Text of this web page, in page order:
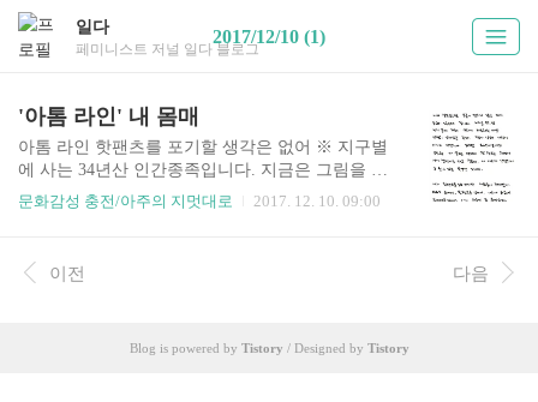
일다
페미니스트 저널 일다 블로그
2017/12/10 (1)
'아톰 라인' 내 몸매
아톰 라인 핫팬츠를 포기할 생각은 없어 ※ 지구별
에 사는 34년산 인간종족입니다. 지금은 그림을 그
립니다. [작가 소개: 아주] ▶ 아톰 라인 ⓒ아주의
문화감성 충전/아주의 지멋대로 2017. 12. 10. 09:00
이전 다음
Blog is powered by Tistory / Designed by Tistory